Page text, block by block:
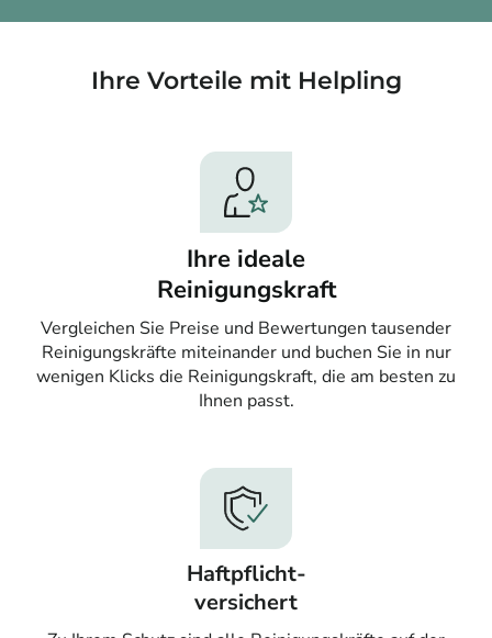
Ihre Vorteile mit Helpling​
Ihre ideale
Reinigungskraft
Vergleichen Sie Preise und Bewertungen tausender
Reinigungskräfte miteinander und buchen Sie in nur
wenigen Klicks die Reinigungskraft, die am besten zu
Ihnen passt.
Haftpflicht-
versichert